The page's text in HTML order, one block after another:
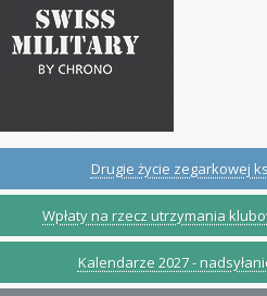
Drugie życie zegarkowej
Wpłaty na rzecz utrzymania
Kalendarze 2027 -